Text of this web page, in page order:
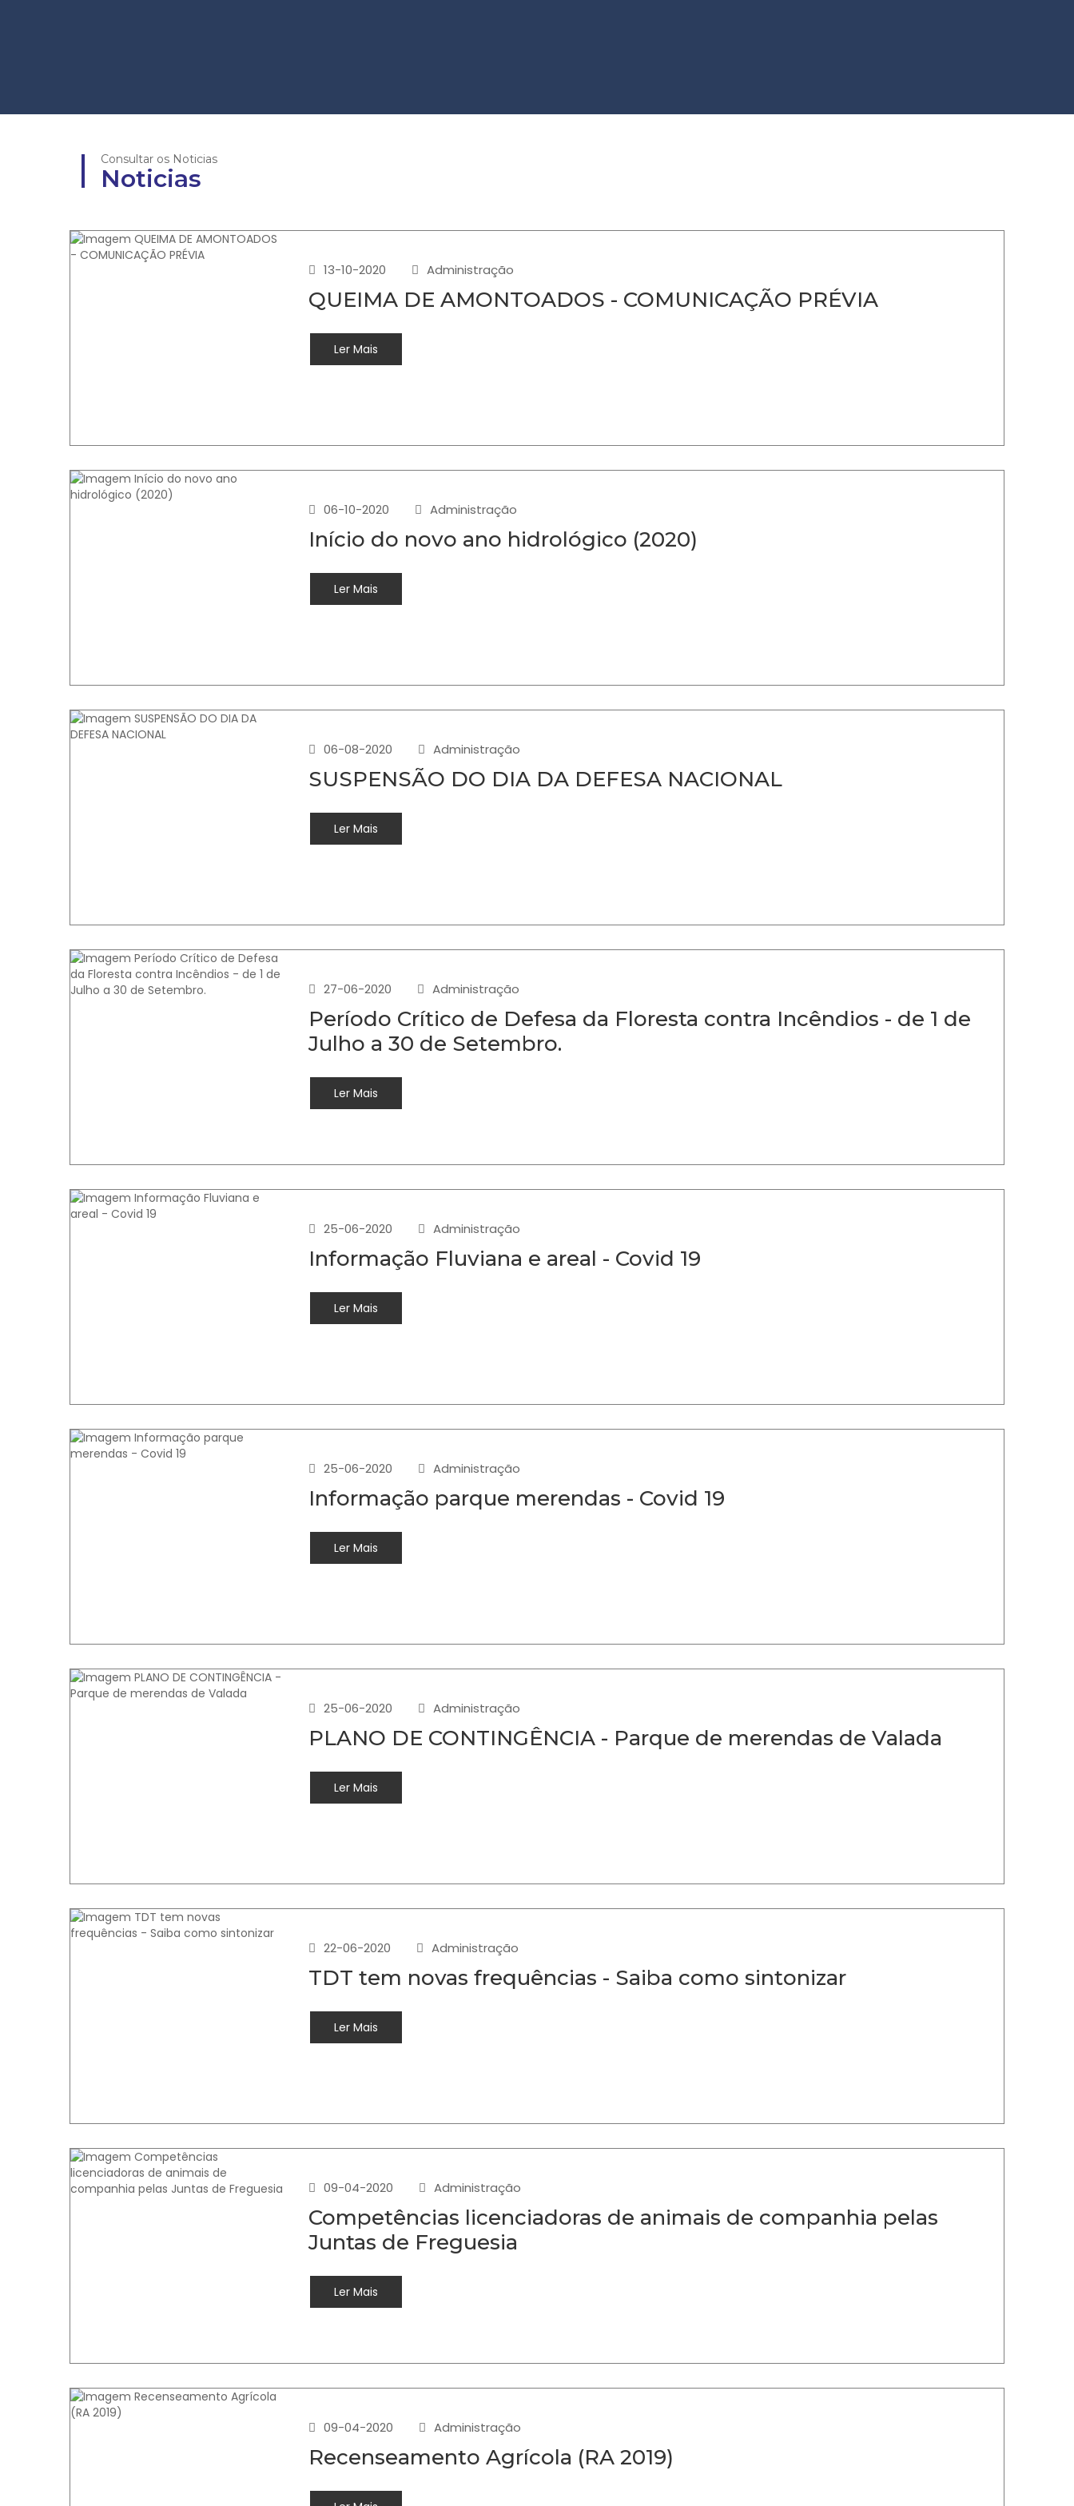
Consultar os Noticias
Noticias
13-10-2020 Administração
QUEIMA DE AMONTOADOS - COMUNICAÇÃO PRÉVIA
Ler Mais
06-10-2020 Administração
Início do novo ano hidrológico (2020)
Ler Mais
06-08-2020 Administração
SUSPENSÃO DO DIA DA DEFESA NACIONAL
Ler Mais
27-06-2020 Administração
Período Crítico de Defesa da Floresta contra Incêndios - de 1 de
Julho a 30 de Setembro.
Ler Mais
25-06-2020 Administração
Informação Fluviana e areal - Covid 19
Ler Mais
25-06-2020 Administração
Informação parque merendas - Covid 19
Ler Mais
25-06-2020 Administração
PLANO DE CONTINGÊNCIA - Parque de merendas de Valada
Ler Mais
22-06-2020 Administração
TDT tem novas frequências - Saiba como sintonizar
Ler Mais
09-04-2020 Administração
Competências licenciadoras de animais de companhia pelas
Juntas de Freguesia
Ler Mais
09-04-2020 Administração
Recenseamento Agrícola (RA 2019)